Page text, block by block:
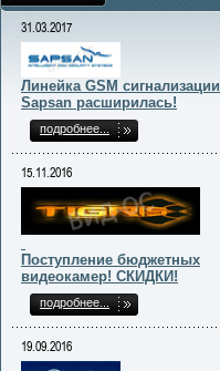
31.03.2017
Линейка GSM сигнализации
Sapsan расширилась!
подробнее...
15.11.2016
Поступление бюджетных
видеокамер! СКИДКИ!
подробнее...
19.09.2016